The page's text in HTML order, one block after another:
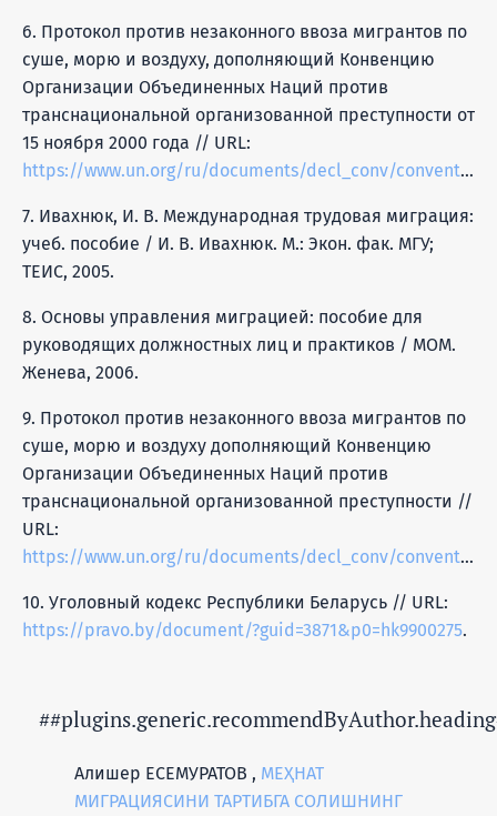
6. Протокол против незаконного ввоза мигрантов по
суше, морю и воздуху, дополняющий Конвенцию
Организации Объединенных Наций против
транснациональной организованной преступности от
15 ноября 2000 года // URL:
https://www.un.org/ru/documents/decl_conv/conventions/protocol2.shtml
7. Ивахнюк, И. В. Международная трудовая миграция:
учеб. пособие / И. В. Ивахнюк. М.: Экон. фак. МГУ;
ТЕИС, 2005.
8. Основы управления миграцией: пособие для
руководящих должностных лиц и практиков / МОМ.
Женева, 2006.
9. Протокол против незаконного ввоза мигрантов по
суше, морю и воздуху дополняющий Конвенцию
Организации Объединенных Наций против
транснациональной организованной преступности //
URL:
https://www.un.org/ru/documents/decl_conv/conventions/orgcrime.shtml
10. Уголовный кодекс Республики Беларусь // URL:
https://pravo.by/document/?guid=3871&p0=hk9900275.
Алишер ЕСЕМУРАТОВ , МЕҲНАТ
МИГРАЦИЯСИНИ ТАРТИБГА СОЛИШНИНГ